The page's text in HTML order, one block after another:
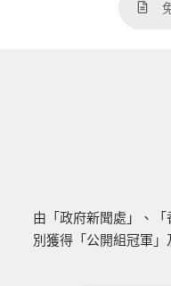
由「政府新聞處」、
別獲得「公開組冠軍」